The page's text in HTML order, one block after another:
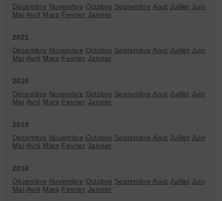
Décembre Novembre Octobre Septembre Aout Juillet Juin
Mai Avril Mars Fevrier Janvier
2021
Décembre Novembre Octobre Septembre Aout Juillet Juin
Mai Avril Mars Fevrier Janvier
2020
Décembre Novembre Octobre Septembre Aout Juillet Juin
Mai Avril Mars Fevrier Janvier
2019
Décembre Novembre Octobre Septembre Aout Juillet Juin
Mai Avril Mars Fevrier Janvier
2018
Décembre Novembre Octobre Septembre Aout Juillet Juin
Mai Avril Mars Fevrier Janvier